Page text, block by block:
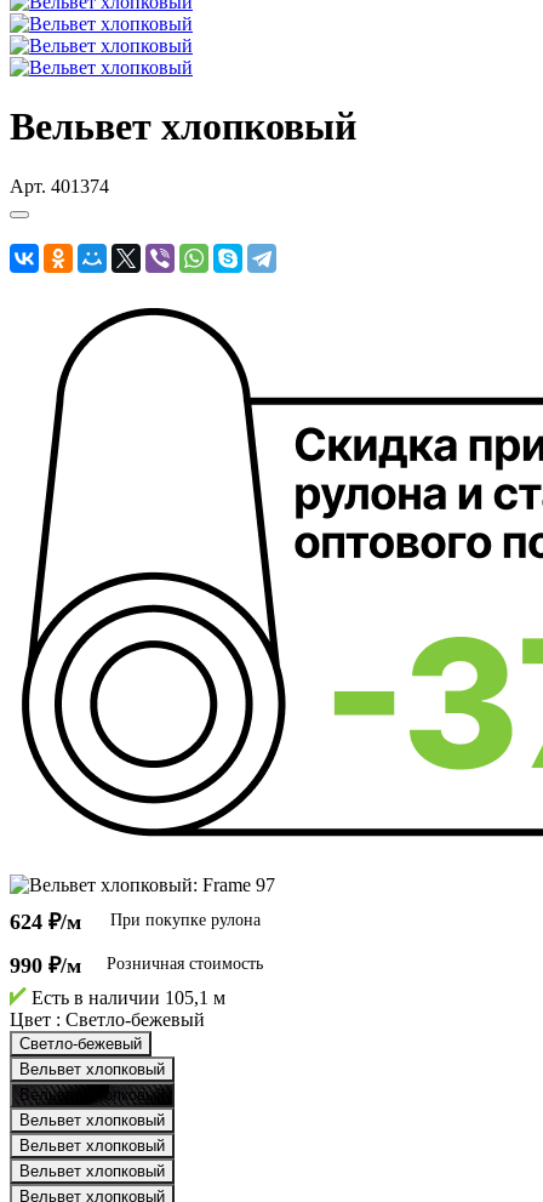
Вельвет хлопковый
Арт. 401374
624 ₽/м При покупке рулона
990 ₽/м Розничная стоимость
Есть в наличии 105,1 м
Цвет : Светло-бежевый
Светло-бежевый
Вельвет хлопковый
Вельвет хлопковый
Вельвет хлопковый
Вельвет хлопковый
Вельвет хлопковый
Вельвет хлопковый